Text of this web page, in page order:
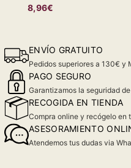
8,96€
ENVÍO GRATUITO
Pedidos superiores a 130€ y
PAGO SEGURO
Garantizamos la seguridad
RECOGIDA EN TIENDA
Compra online y recógelo en
ASESORAMIENTO
Atendemos tus dudas via